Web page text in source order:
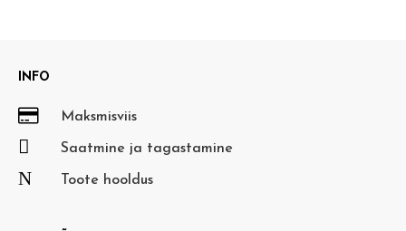
INFO
 Maksmisviis
 Saatmine ja tagastamine
N Toote hooldus